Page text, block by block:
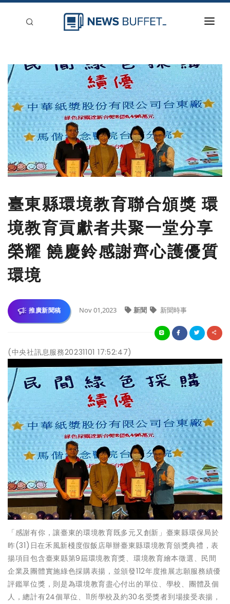
新聞稿分類
登入
刊登
臺東縣環境教育聯合頒獎 環
境教育貢獻者共聚一堂分享
榮耀 饒慶鈴感謝齊心護優質
環境
推廣新聞稿 Nov 01,2023 新聞 新聞時事
(中央社訊息服務20231101 17:52:47)
「感謝有你，讓臺東的環境教育既多元又創新」臺東縣環保局於
昨(31)日在禾風新棧度假飯店舉辦臺東縣環境教育頒獎典禮，表
揚項目包含臺東縣第9屆環境教育獎、環境教育繪本徵選、民間
企業及團體實施綠色採購表揚，並頒發112年度推展志願服務績優
評鑑單位獎，則是為環境教育盡心付出的單位、學校、團體及個
人，總計有24個單位、11所學校及約30名受獎者到場接受表揚，